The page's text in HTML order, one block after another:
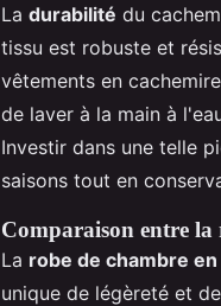
La durabilité du
tissu est robuste et
vêtements en
de laver à la main à
Investir dans une telle
saisons tout en
Comparaison entre la
La robe de chambre
unique de légèreté et